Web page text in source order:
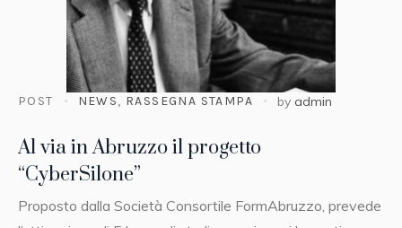
POST NEWS, RASSEGNA STAMPA by admin
Al via in Abruzzo il progetto
“CyberSilone”
Proposto dalla Società Consortile FormAbruzzo, prevede